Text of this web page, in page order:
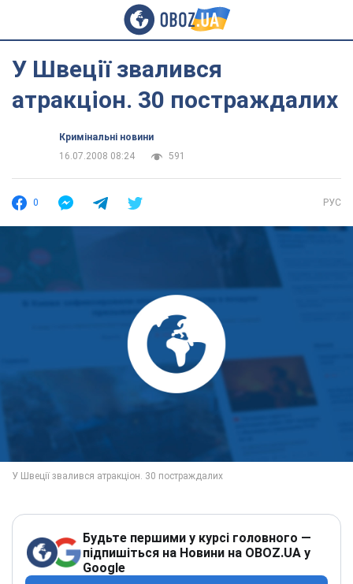
У Швеції звалився
атракціон. 30 постраждалих
Кримінальні новини
16.07.2008 08:24
591
0 РУС
Будьте першими у курсі головного —
підпишіться на Новини на OBOZ.UA у
Google